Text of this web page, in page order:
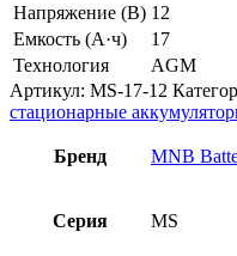
Напряжение (В) 12
Емкость (А·ч)
17
Технология
AGM
Артикул: MS-17-12
стационарные
Бренд MNB
Серия MS